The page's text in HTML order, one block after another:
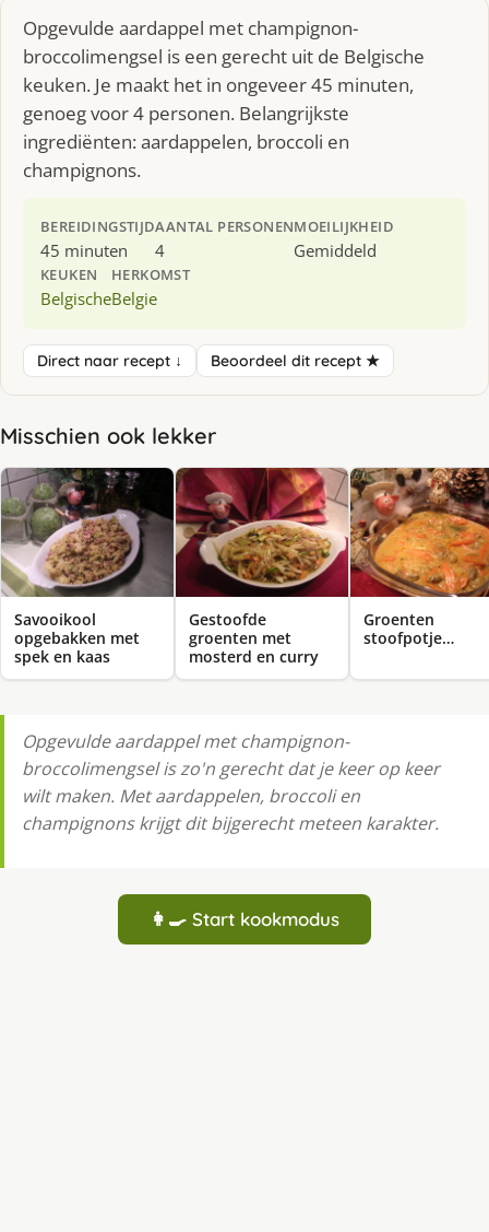
Opgevulde aardappel met champignon-
broccolimengsel is een gerecht uit de Belgische
keuken. Je maakt het in ongeveer 45 minuten,
genoeg voor 4 personen. Belangrijkste
ingrediënten: aardappelen, broccoli en
champignons.
BEREIDINGSTIJD
45 minuten
AANTAL PERSONEN
4
MOEILIJKHEID
Gemiddeld
KEUKEN
Belgische
HERKOMST
Belgie
Direct naar recept ↓ Beoordeel dit recept ★
Misschien ook lekker
Savooikool
opgebakken met
spek en kaas
Gestoofde
groenten met
mosterd en curry
Groenten
stoofpotje…
Opgevulde aardappel met champignon-
broccolimengsel is zo'n gerecht dat je keer op keer
wilt maken. Met aardappelen, broccoli en
champignons krijgt dit bijgerecht meteen karakter.
👩‍🍳 Start kookmodus